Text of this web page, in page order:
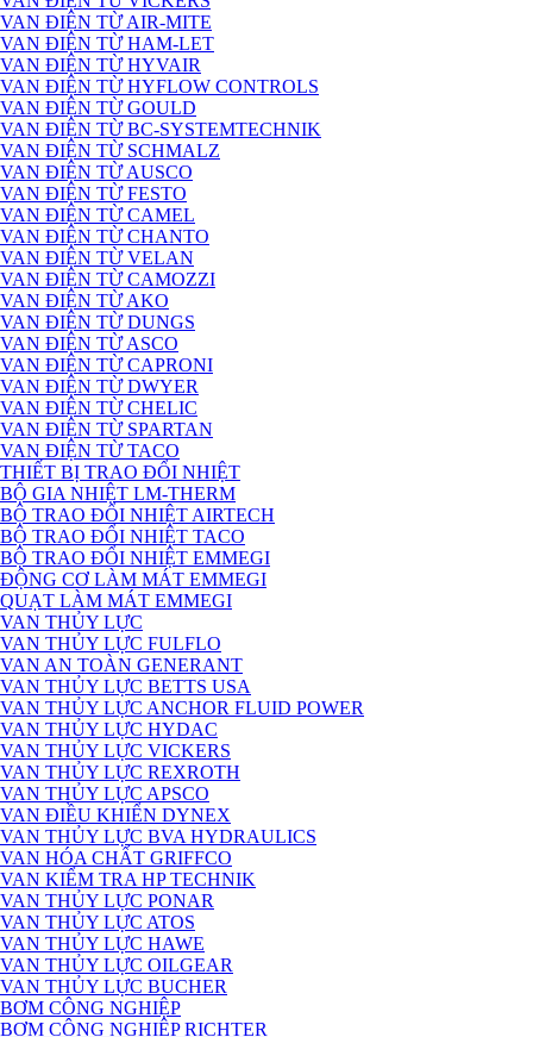
VAN ĐIỆN TỪ AIR-MITE
VAN ĐIỆN TỪ HAM-LET
VAN ĐIỆN TỪ HYVAIR
VAN ĐIỆN TỪ HYFLOW CONTROLS
VAN ĐIỆN TỪ GOULD
VAN ĐIỆN TỪ BC-SYSTEMTECHNIK
VAN ĐIỆN TỪ SCHMALZ
VAN ĐIỆN TỪ AUSCO
VAN ĐIỆN TỪ FESTO
VAN ĐIỆN TỪ CAMEL
VAN ĐIỆN TỪ CHANTO
VAN ĐIỆN TỪ VELAN
VAN ĐIỆN TỪ CAMOZZI
VAN ĐIỆN TỪ AKO
VAN ĐIỆN TỪ DUNGS
VAN ĐIỆN TỪ ASCO
VAN ĐIỆN TỪ CAPRONI
VAN ĐIỆN TỪ DWYER
VAN ĐIỆN TỪ CHELIC
VAN ĐIỆN TỪ SPARTAN
VAN ĐIỆN TỪ TACO
THIẾT BỊ TRAO ĐỔI NHIỆT
BỘ GIA NHIỆT LM-THERM
BỘ TRAO ĐỔI NHIỆT AIRTECH
BỘ TRAO ĐỔI NHIỆT TACO
BỘ TRAO ĐỔI NHIỆT EMMEGI
ĐỘNG CƠ LÀM MÁT EMMEGI
QUẠT LÀM MÁT EMMEGI
VAN THỦY LỰC
VAN THỦY LỰC FULFLO
VAN AN TOÀN GENERANT
VAN THỦY LỰC BETTS USA
VAN THỦY LỰC ANCHOR FLUID POWER
VAN THỦY LỰC HYDAC
VAN THỦY LỰC VICKERS
VAN THỦY LỰC REXROTH
VAN THỦY LỰC APSCO
VAN ĐIỀU KHIỂN DYNEX
VAN THỦY LỰC BVA HYDRAULICS
VAN HÓA CHẤT GRIFFCO
VAN KIỂM TRA HP TECHNIK
VAN THỦY LỰC PONAR
VAN THỦY LỰC ATOS
VAN THỦY LỰC HAWE
VAN THỦY LỰC OILGEAR
VAN THỦY LỰC BUCHER
BƠM CÔNG NGHIỆP
BƠM CÔNG NGHIỆP RICHTER